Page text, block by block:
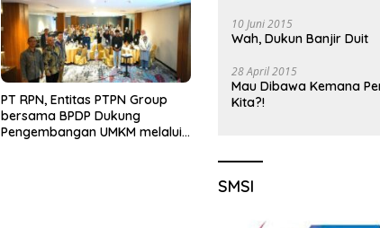
PT RPN, Entitas PTPN Group
bersama BPDP Dukung
Pengembangan UMKM melalui
10 Juni 2015
Wah, Dukun Banjir Duit
28 April 2015
Mau Dibawa Kemana
Kita?!
SMSI